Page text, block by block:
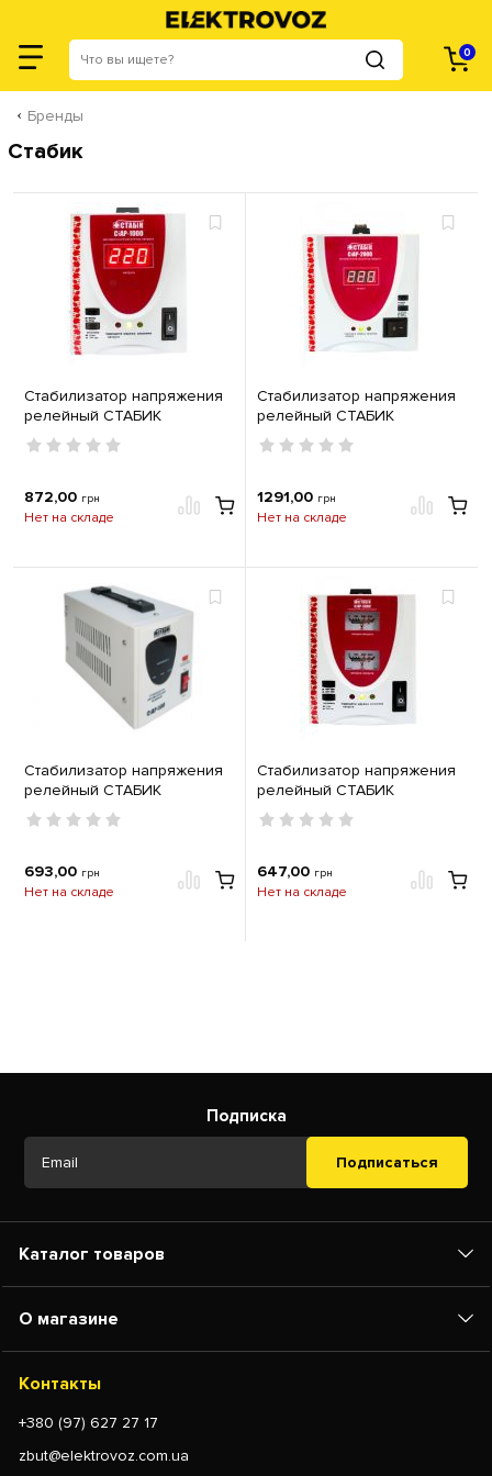
0
Бренды
Стабик
Стабилизатор напряжения
релейный СТАБИК
СТАР-1000
872,00 грн
Нет на складе
Стабилизатор напряжения
релейный СТАБИК
СТАР-2000
1291,00 грн
Нет на складе
Стабилизатор напряжения
релейный СТАБИК
СТАР-500
693,00 грн
Нет на складе
Стабилизатор напряжения
релейный СТАБИК
СТАР-500С
647,00 грн
Нет на складе
Подписка
Подписаться
Каталог товаров
О магазине
Контакты
+380 (97) 627 27 17
zbut@elektrovoz.com.ua